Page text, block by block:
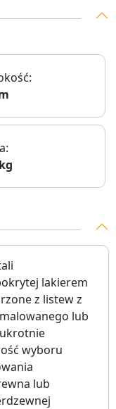
lakierem
z listew z
lub
wyboru
lub